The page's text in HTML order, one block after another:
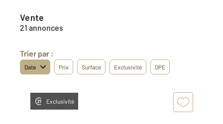
Vente
21 annonces
Trier par :
Date Prix Surface Exclusivité DPE
Exclusivité